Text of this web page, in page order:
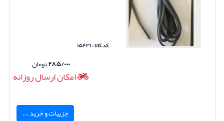
کد کالا : ۱۵۴۳۱
۲۸۵/۰۰۰تومان
امکان ارسال روزانه
جزییات و خرید ...